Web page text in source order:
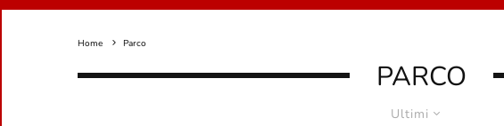
Home Parco
PARCO
Ultimi